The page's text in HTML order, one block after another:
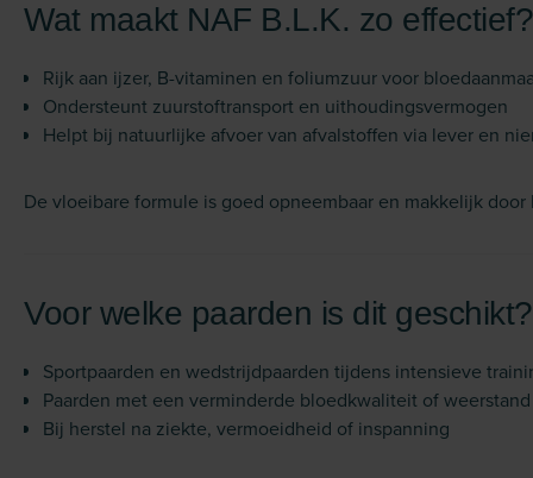
Wat maakt NAF B.L.K. zo effectief?
Rijk aan ijzer, B-vitaminen en foliumzuur voor
Ondersteunt zuurstoftransport en uithoudingsvermogen
Helpt bij natuurlijke afvoer van afvalstoffen via lever en
De vloeibare formule is goed opneembaar en makkelijk
Voor welke paarden is dit geschikt?
Sportpaarden en wedstrijdpaarden tijdens intensieve
Paarden met een verminderde bloedkwaliteit of weerstand
Bij herstel na ziekte, vermoeidheid of inspanning